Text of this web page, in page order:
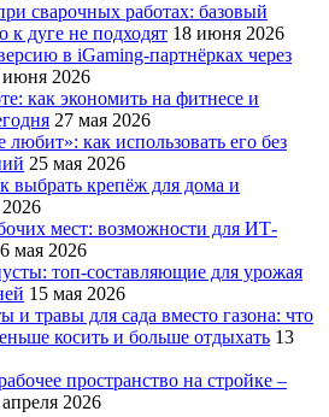
сварочных работах: базовый
к дуге не подходят 18 июня 2026
в iGaming-партнёрках через
июня 2026
как экономить на фитнесе и
27 мая 2026
как использовать его без
25 мая 2026
выбрать крепёж для дома и
мест: возможности для ИТ-
мая 2026
топ‑составляющие для урожая
15 мая 2026
и травы для сада вместо газона: что
косить и больше отдыхать 13
пространство на стройке –
2026